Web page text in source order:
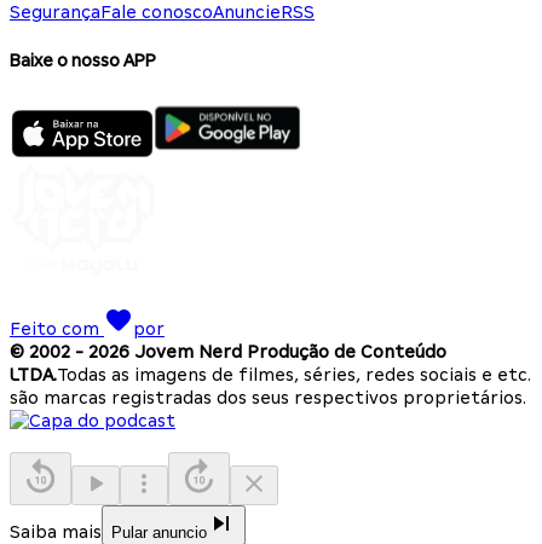
SegurançaFale conoscoAnuncieRSS
Baixe o nosso APP
Feito com
por
© 2002 - 2026 Jovem Nerd Produção de Conteúdo
LTDA.Todas as imagens de filmes, séries, redes sociais e etc.
são marcas registradas dos seus respectivos proprietários.
Saiba mais Pular anuncio